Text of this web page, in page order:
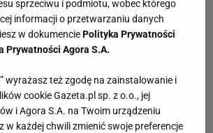
sprzeciwu i podmiotu, wobec którego
informacji o przetwarzaniu danych
w dokumenciePolityka Prywatności
Prywatności Agora S.A.
wyrażasz też zgodę na zainstalowanie i
cookie Gazeta.pl sp. z o.o., jej
i Agora S.A. na Twoim urządzeniu
w każdej chwili zmienić swoje preferencje